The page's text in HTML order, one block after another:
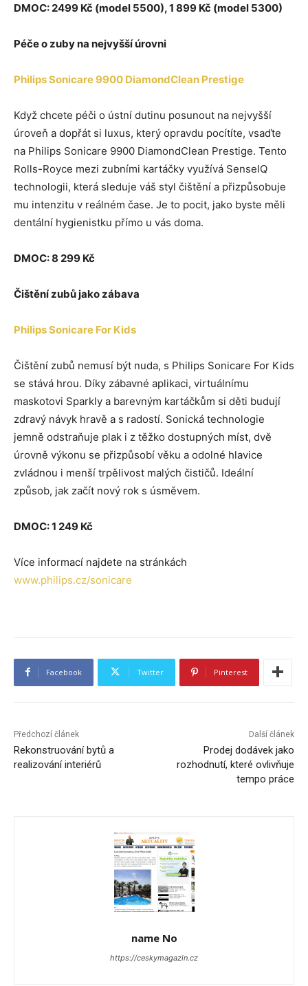
DMOC: 2499 Kč (model 5500), 1 899 Kč (model 5300)
Péče o zuby na nejvyšší úrovni
Philips Sonicare 9900 DiamondClean Prestige
Když chcete péči o ústní dutinu posunout na nejvyšší
úroveň a dopřát si luxus, který opravdu pocítíte, vsaďte
na Philips Sonicare 9900 DiamondClean Prestige. Tento
Rolls-Royce mezi zubními kartáčky využívá SenseIQ
technologii, která sleduje váš styl čištění a přizpůsobuje
mu intenzitu v reálném čase. Je to pocit, jako byste měli
dentální hygienistku přímo u vás doma.
DMOC: 8 299 Kč
Čištění zubů jako zábava
Philips Sonicare For Kids
Čištění zubů nemusí být nuda, s Philips Sonicare For Kids
se stává hrou. Díky zábavné aplikaci, virtuálnímu
maskotovi Sparkly a barevným kartáčkům si děti budují
zdravý návyk hravě a s radostí. Sonická technologie
jemně odstraňuje plak i z těžko dostupných míst, dvě
úrovně výkonu se přizpůsobí věku a odolné hlavice
zvládnou i menší trpělivost malých čističů. Ideální
způsob, jak začít nový rok s úsměvem.
DMOC: 1 249 Kč
Více informací najdete na stránkách
www.philips.cz/sonicare
Facebook Twitter Pinterest
Předchozí článek
Rekonstruování bytů a
realizování interiérů
Další článek
Prodej dodávek jako
rozhodnutí, které ovlivňuje
tempo práce
name No
https://ceskymagazin.cz